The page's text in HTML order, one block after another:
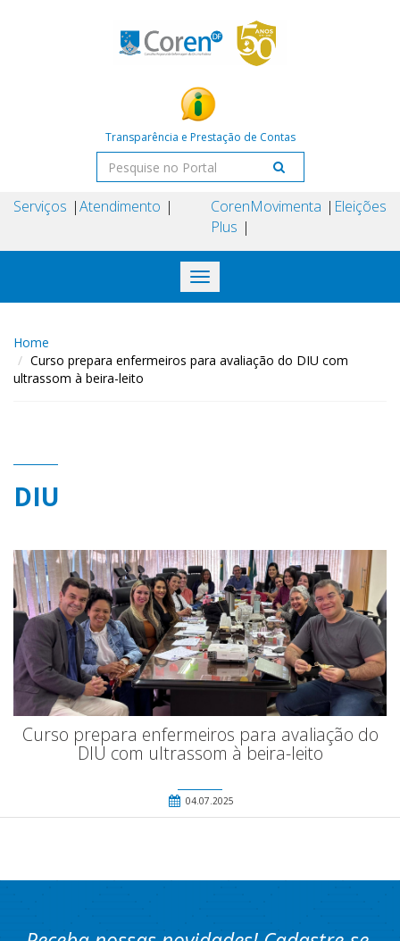
Transparência e Prestação de Contas
Serviços Atendimento
Coren
Plus
Movimenta Eleições
Toggle
navigation
Home
Curso prepara enfermeiros para avaliação do DIU com
ultrassom à beira-leito
DIU
Curso prepara enfermeiros para avaliação do
DIU com ultrassom à beira-leito
04.07.2025